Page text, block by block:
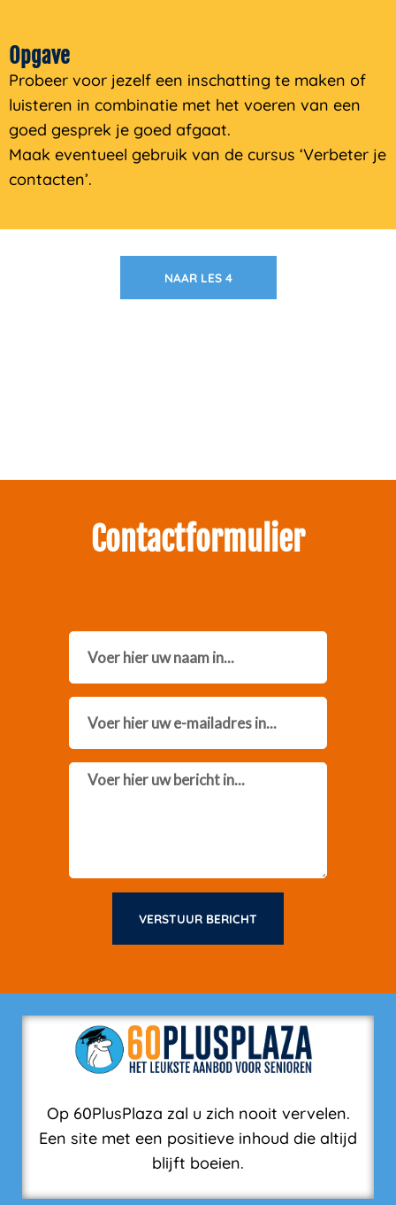
Opgave
Probeer voor jezelf een inschatting te maken of
luisteren in combinatie met het voeren van een
goed gesprek je goed afgaat.
Maak eventueel gebruik van de cursus ‘Verbeter je
contacten’.
NAAR LES 4
Contactformulier
Name
Email
Message
VERSTUUR BERICHT
Op 60PlusPlaza zal u zich nooit vervelen.
Een site met een positieve inhoud die altijd
blijft boeien.